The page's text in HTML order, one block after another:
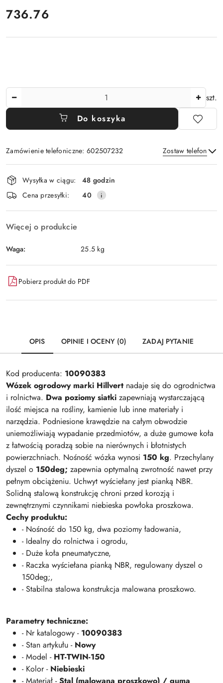
cena:
736.76
szt.
Do koszyka
Zamówienie telefoniczne: 602507232 Zostaw telefon
Wyślij
Dostępność
i
dostawa
Wysyłka w ciągu:
48 godzin
Cena przesyłki:
40
Więcej o produkcie
Waga: 25.5 kg
Pobierz produkt do PDF
OPIS OPINIE I OCENY (0) ZADAJ PYTANIE
Kod producenta: 10090383
Wózek ogrodowy marki Hillvert nadaje się do ogrodnictwa
i rolnictwa. Dwa poziomy siatki zapewniają wystarczającą
ilość miejsca na rośliny, kamienie lub inne materiały i
narzędzia. Podniesione krawędzie na całym obwodzie
uniemożliwiają wypadanie przedmiotów, a duże gumowe koła
z łatwością poradzą sobie na nierównych i błotnistych
powierzchniach. Nośność wózka wynosi 150 kg. Przechylany
dyszel o 150deg; zapewnia optymalną zwrotność nawet przy
pełnym obciążeniu. Uchwyt wyściełany jest pianką NBR.
Solidną stalową konstrukcję chroni przed korozją i
zewnętrznymi czynnikami niebieska powłoka proszkowa.
Cechy produktu:
- Nośność do 150 kg, dwa poziomy ładowania,
- Idealny do rolnictwa i ogrodu,
- Duże koła pneumatyczne,
- Raczka wyściełana pianką NBR, regulowany dyszel o
150deg;,
- Stabilna stalowa konstrukcja malowana proszkowo.
Parametry techniczne:
- Nr katalogowy - 10090383
- Stan artykułu - Nowy
- Model - HT-TWIN-150
- Kolor - Niebieski